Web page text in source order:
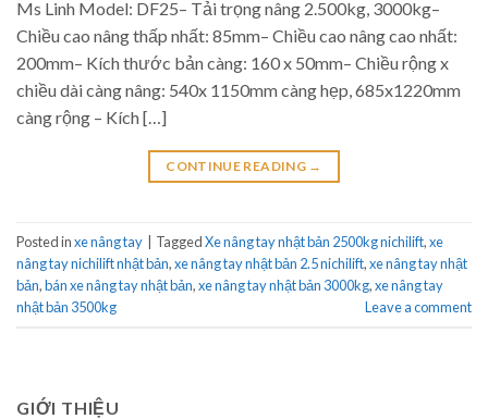
Ms Linh Model: DF25– Tải trọng nâng 2.500kg, 3000kg–
Chiều cao nâng thấp nhất: 85mm– Chiều cao nâng cao nhất:
200mm– Kích thước bản càng: 160 x 50mm– Chiều rộng x
chiều dài càng nâng: 540x 1150mm càng hẹp, 685x1220mm
càng rộng – Kích […]
CONTINUE READING →
Posted inxe nâng tay TaggedXe nâng tay nhật bản 2500kg nichilift,xe
nâng tay nichilift nhật bản,xe nâng tay nhật bản 2.5 nichilift,xe nâng tay nhật
bản,bán xe nâng tay nhật bản,xe nâng tay nhật bản 3000kg,xe nâng tay
nhật bản 3500kg
Leave a comment
GIỚI THIỆU